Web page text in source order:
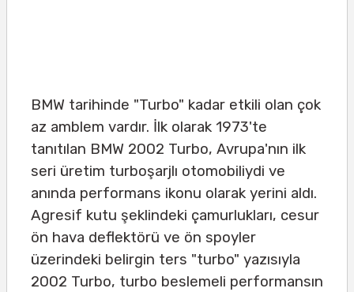
BMW tarihinde "Turbo" kadar etkili olan çok
az amblem vardır. İlk olarak 1973'te
tanıtılan BMW 2002 Turbo, Avrupa'nın ilk
seri üretim turboşarjlı otomobiliydi ve
anında performans ikonu olarak yerini aldı.
Agresif kutu şeklindeki çamurlukları, cesur
ön hava deflektörü ve ön spoyler
üzerindeki belirgin ters "turbo" yazısıyla
2002 Turbo, turbo beslemeli performansın